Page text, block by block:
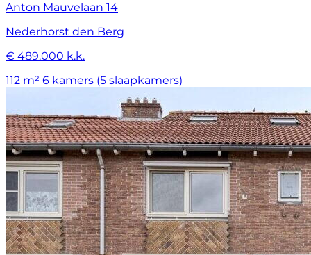
Anton Mauvelaan 14
Nederhorst den Berg
€ 489.000 k.k.
112 m² 6 kamers (5 slaapkamers)